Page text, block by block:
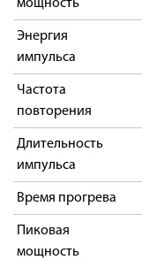
мощность
Энергия
импульса
Частота
повторения
Длительность
импульса
Время прогрева
Пиковая
мощность